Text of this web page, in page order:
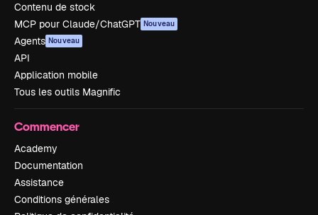
Contenu de stock
MCP pour Claude/ChatGPT Nouveau
Agents Nouveau
API
Application mobile
Tous les outils Magnific
Commencer
Academy
Documentation
Assistance
Conditions générales